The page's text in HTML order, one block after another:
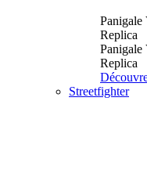
Replica
Replica
Streetfighter